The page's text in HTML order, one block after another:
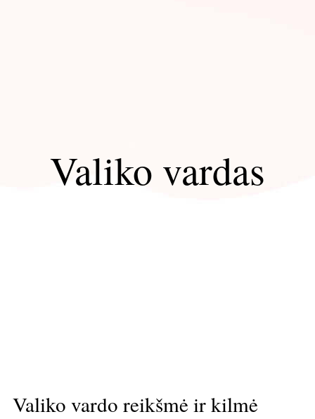
Valiko vardas
Valiko vardo reikšmė ir kilmė